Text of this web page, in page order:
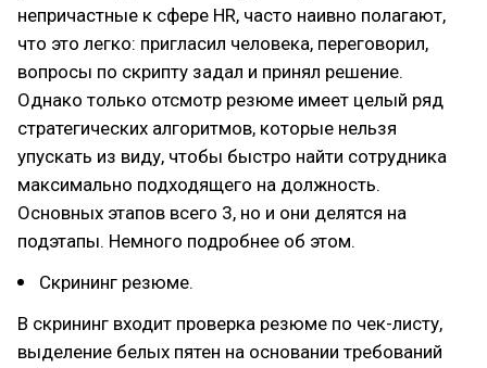
непричастные к сфере HR, часто наивно полагают,
что это легко: пригласил человека, переговорил,
вопросы по скрипту задал и принял решение.
Однако только отсмотр резюме имеет целый ряд
стратегических алгоритмов, которые нельзя
упускать из виду, чтобы быстро найти сотрудника
максимально подходящего на должность.
Основных этапов всего 3, но и они делятся на
подэтапы. Немного подробнее об этом.
Скрининг резюме.
В скрининг входит проверка резюме по чек-листу,
выделение белых пятен на основании требований